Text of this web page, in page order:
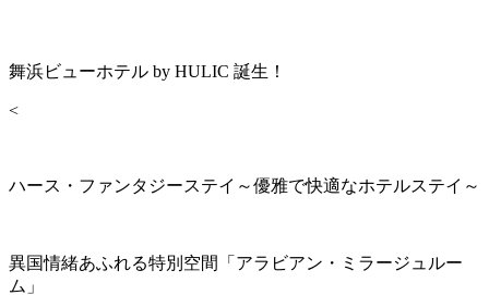
舞浜ビューホテル by HULIC 誕生！
<
ハース・ファンタジーステイ～優雅で快適なホテルステイ～
異国情緒あふれる特別空間「アラビアン・ミラージュルー
ム」